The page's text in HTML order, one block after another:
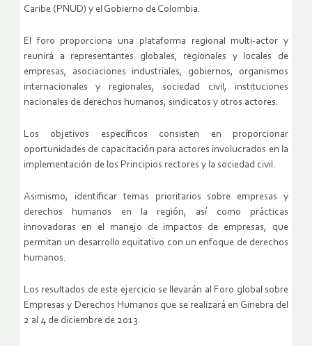
Caribe (PNUD) y el Gobierno de Colombia.
El foro proporciona una plataforma regional multi-actor y
reunirá a representantes globales, regionales y locales de
empresas, asociaciones industriales, gobiernos, organismos
internacionales y regionales, sociedad civil, instituciones
nacionales de derechos humanos, sindicatos y otros actores.
Los objetivos específicos consisten en proporcionar
oportunidades de capacitación para actores involucrados en la
implementación de los Principios rectores y la sociedad civil.
Asimismo, identificar temas prioritarios sobre empresas y
derechos humanos en la región, así como prácticas
innovadoras en el manejo de impactos de empresas, que
permitan un desarrollo equitativo con un enfoque de derechos
humanos.
Los resultados de este ejercicio se llevarán al Foro global sobre
Empresas y Derechos Humanos que se realizará en Ginebra del
2 al 4 de diciembre de 2013.